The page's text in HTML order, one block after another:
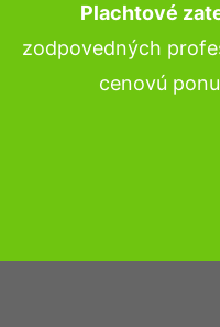
Plachtové
zodpovedných
cenovú